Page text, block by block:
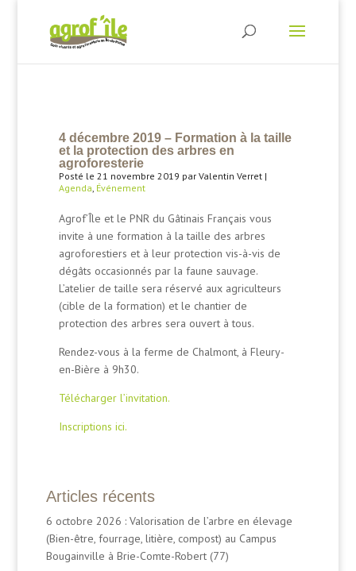
4 décembre 2019 – Formation à la taille
et la protection des arbres en
agroforesterie
Posté le 21 novembre 2019 par Valentin Verret |
Agenda, Événement
Agrof’Île et le PNR du Gâtinais Français vous
invite à une formation à la taille des arbres
agroforestiers et à leur protection vis-à-vis de
dégâts occasionnés par la faune sauvage.
L’atelier de taille sera réservé aux agriculteurs
(cible de la formation) et le chantier de
protection des arbres sera ouvert à tous.
Rendez-vous à la ferme de Chalmont, à Fleury-
en-Bière à 9h30.
Télécharger l’invitation.
Inscriptions ici.
Articles récents
6 octobre 2026 : Valorisation de l’arbre en élevage
(Bien-être, fourrage, litière, compost) au Campus
Bougainville à Brie-Comte-Robert (77)